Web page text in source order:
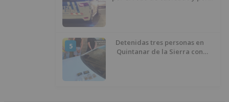
5
Detenidas tres personas en
Quintanar de la Sierra con